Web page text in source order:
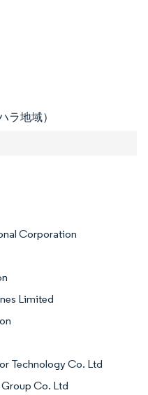
ラ地域）
Corporation
Limited
Technology Co. Ltd
Co. Ltd